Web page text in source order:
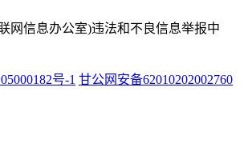
网信息办公室)违法和不良信息举报中
号-1 甘公网安备62010202002760